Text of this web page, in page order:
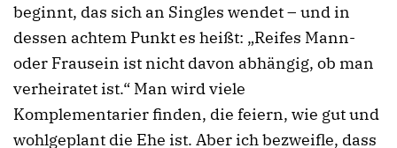
beginnt, das sich an Singles wendet – und in
dessen achtem Punkt es heißt: „Reifes Mann-
oder Frausein ist nicht davon abhängig, ob man
verheiratet ist.“ Man wird viele
Komplementarier finden, die feiern, wie gut und
wohlgeplant die Ehe ist. Aber ich bezweifle, dass